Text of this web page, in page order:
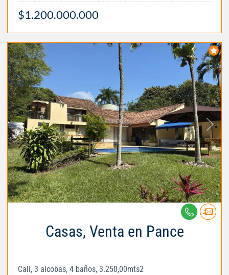
$1.200.000.000
Casas, Venta en Pance
Cali, 3 alcobas, 4 baños, 3.250,00mts2